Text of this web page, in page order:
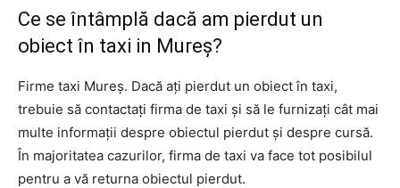
Ce se întâmplă dacă am pierdut un
obiect în taxi in Mureș?
Firme taxi Mureș. Dacă ați pierdut un obiect în taxi,
trebuie să contactați firma de taxi și să le furnizați cât mai
multe informații despre obiectul pierdut și despre cursă.
În majoritatea cazurilor, firma de taxi va face tot posibilul
pentru a vă returna obiectul pierdut.